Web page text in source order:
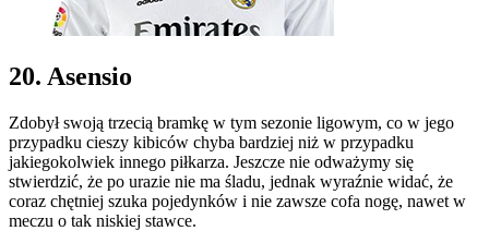
20. Asensio
Zdobył swoją trzecią bramkę w tym sezonie ligowym, co w jego
przypadku cieszy kibiców chyba bardziej niż w przypadku
jakiegokolwiek innego piłkarza. Jeszcze nie odważymy się
stwierdzić, że po urazie nie ma śladu, jednak wyraźnie widać, że
coraz chętniej szuka pojedynków i nie zawsze cofa nogę, nawet w
meczu o tak niskiej stawce.